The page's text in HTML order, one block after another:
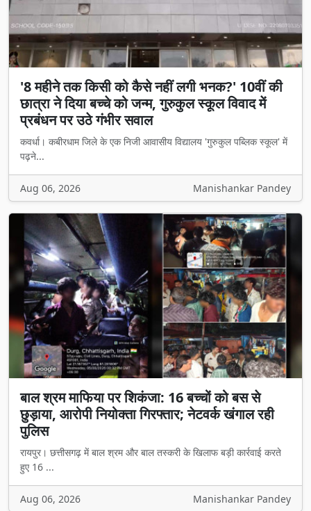
'8 महीने तक किसी को कैसे नहीं लगी भनक?' 10वीं की
छात्रा ने दिया बच्चे को जन्म, गुरुकुल स्कूल विवाद में
प्रबंधन पर उठे गंभीर सवाल
कवर्धा। कबीरधाम जिले के एक निजी आवासीय विद्यालय 'गुरुकुल पब्लिक स्कूल' में
पढ़ने...
Aug 06, 2026 Manishankar Pandey
बाल श्रम माफिया पर शिकंजा: 16 बच्चों को बस से
छुड़ाया, आरोपी नियोक्ता गिरफ्तार; नेटवर्क खंगाल रही
पुलिस
रायपुर। छत्तीसगढ़ में बाल श्रम और बाल तस्करी के खिलाफ बड़ी कार्रवाई करते
हुए 16 ...
Aug 06, 2026 Manishankar Pandey